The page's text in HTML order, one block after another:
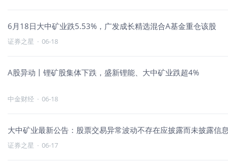
6月18日大中矿业跌5.53%，广发成长精选混合A基金重仓该股
证券之星 · 06-18
A股异动丨锂矿股集体下跌，盛新锂能、大中矿业跌超4%
中金财经 · 06-18
大中矿业最新公告：股票交易异常波动不存在应披露而未披露信
证券之星 · 06-17